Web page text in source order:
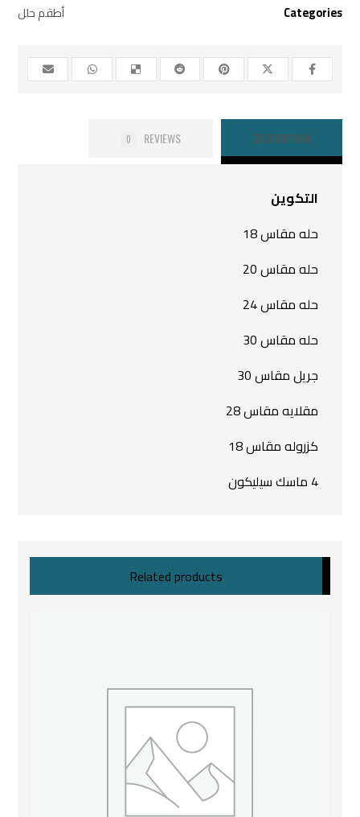
Categories أطقم حلل
DESCRIPTION
REVIEWS
0
التكوين
حله مقاس 18
حله مقاس 20
حله مقاس 24
حله مقاس 30
جريل مقاس 30
مقلايه مقاس 28
كزروله مقاس 18
4 ماسك سيليكون
Related products